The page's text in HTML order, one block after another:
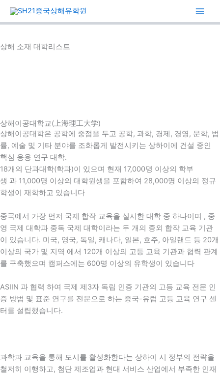
건
상해 소재 대학리스트
상해이공대학교(上海理工大学)
상해이공대학은 공학에 중점을 두고 공학, 과학, 경제, 경영, 문학, 법
률, 예술 및 기타 분야를 조화롭게 발전시키는 상하이에 건설 중인
핵심 응용 연구 대학.
18개의 단과대학(학과)이 있으며 현재 17,000명 이상의 학부
생 과 11,000명 이상의 대학원생을 포함하여 28,000명 이상의 정규
학생이 재학하고 있습니다
중국에서 가장 먼저 국제 합작 교육을 실시한 대학 중 하나이며 , 중
영 국제 대학과 중독 국제 대학이라는 두 개의 중외 합작 교육 기관
이 있습니다. 미국, 영국, 독일, 캐나다, 일본, 호주, 아일랜드 등 20개
이상의 국가 및 지역 에서 120개 이상의 고등 교육 기관과 협력 관계
를 구축했으며 캠퍼스에는 600명 이상의 유학생이 있습니다
ASIIN 과 협력 하여 국제 제3자 독립 인증 기관의 고등 교육 전문 인
증 방법 및 표준 연구를 전문으로 하는 중국-유럽 고등 교육 연구 센
터를 설립했습니다.
과학과 교육을 통해 도시를 활성화한다는 상하이 시 정부의 전략을
철저히 이행하고, 첨단 제조업과 현대 서비스 산업에서 부족한 인재